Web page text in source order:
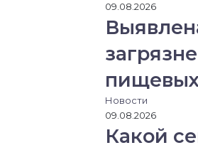
09.08.2026
Новости
09.08.2026
Какой